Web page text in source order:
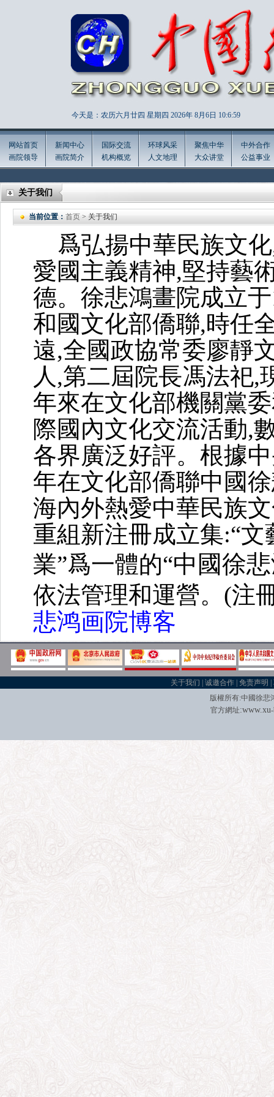
今天是：农历六月廿四 星期四 2026年 8月6日 10:7:0
网站首页
画院领导
新闻中心
画院简介
国际交流
机构概览
环球风采
人文地理
聚焦中华
大众讲堂
中外合作
公益事业
关于我们
当前位置： 首页 > 关于我们
爲弘揚中華民族文
愛國主義精神,堅持藝
德。徐悲鴻畫院成立
和國文化部僑聯,時任
遠,全國政協常委廖靜
人,第二屆院長馮法祀,
年來在文化部機關黨
際國內文化交流活動,
各界廣泛好評。根據
年在文化部僑聯中國
海內外熱愛中華民族
重組新注冊成立集:“
業”爲一體的“中國徐
依法管理和運營。(注
悲鸿画院博客
关于我们 |诚邀合作 |免责声明 |
版權所有:中國徐悲
官方網址:www.xu